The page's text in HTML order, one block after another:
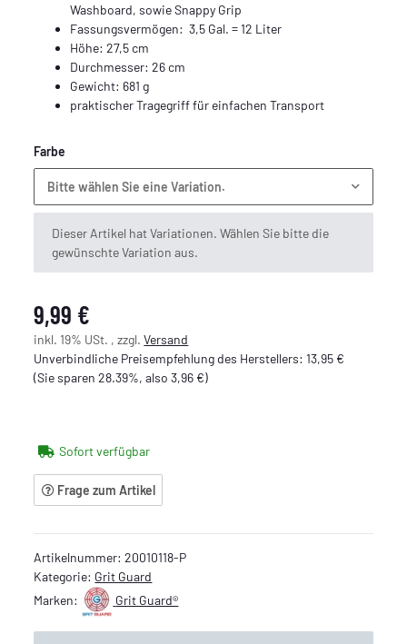
Washboard, sowie Snappy Grip
Fassungsvermögen: 3,5 Gal. = 12 Liter
Höhe: 27,5 cm
Durchmesser: 26 cm
Gewicht: 681 g
praktischer Tragegriff für einfachen Transport
Farbe
Bitte wählen Sie eine Variation.
x
Dieser Artikel hat Variationen. Wählen Sie bitte die
gewünschte Variation aus.
9,99 €
inkl. 19% USt. , zzgl.Versand
Unverbindliche Preisempfehlung des Herstellers:13,95 €
(Sie sparen28.39%, also3,96 €)
Sofort verfügbar
Frage zum Artikel
Artikelnummer:20010118-P
Kategorie: Grit Guard
Marken:
Grit Guard®